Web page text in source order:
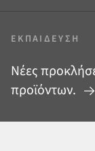
ΕΚΠΑΊΔΕΥΣΗ
Νέες
προϊόντων.